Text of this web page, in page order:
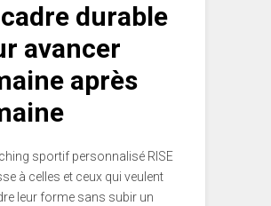
durable
avancer
après
sportif personnalisé RISE
à celles et ceux qui veulent
leur forme sans subir un